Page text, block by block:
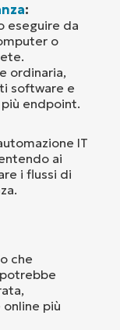
:
eseguire da
o
ordinaria,
software e
endpoint.
IT
ai
i flussi di
che
più